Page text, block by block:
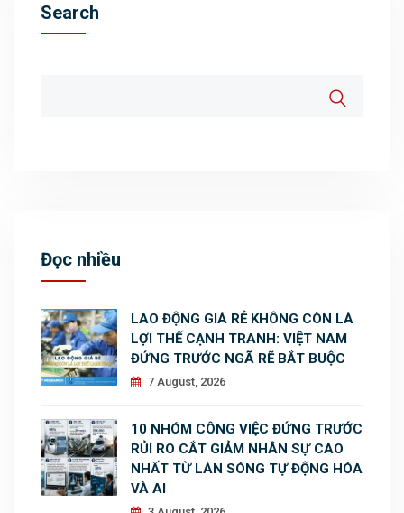
Search
Đọc nhiều
LAO ĐỘNG GIÁ RẺ KHÔNG CÒN LÀ
LỢI THẾ CẠNH TRANH: VIỆT NAM
ĐỨNG TRƯỚC NGÃ RẼ BẮT BUỘC
7 August, 2026
10 NHÓM CÔNG VIỆC ĐỨNG TRƯỚC
RỦI RO CẮT GIẢM NHÂN SỰ CAO
NHẤT TỪ LÀN SÓNG TỰ ĐỘNG HÓA
VÀ AI